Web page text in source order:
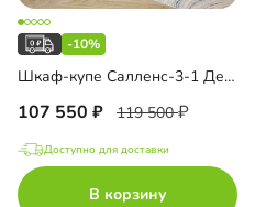
-10%
Шкаф-купе Салленс-3-1 Декор 1
107 550 119 500
Доступно для доставки
В корзину